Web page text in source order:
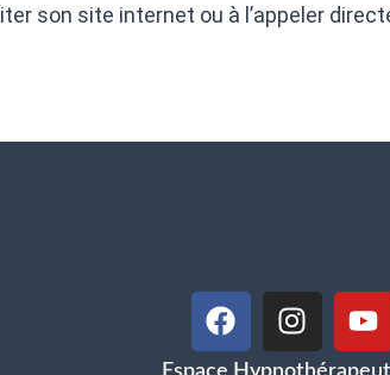
son site internet ou à l’appeler